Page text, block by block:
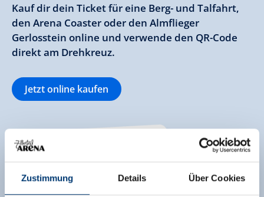
Zustimmung Details Über Cookies
Kauf dir dein Ticket für eine Berg- und Talfahrt,
den Arena Coaster oder den Almflieger
Gerlosstein online und verwende den QR-Code
direkt am Drehkreuz.
Jetzt online kaufen